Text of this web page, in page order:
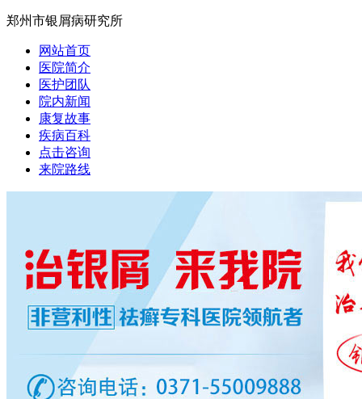
郑州市银屑病研究所
网站首页
医院简介
医护团队
院内新闻
康复故事
疾病百科
点击咨询
来院路线